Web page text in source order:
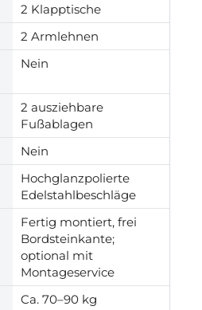
2 Klapptische
2 Armlehnen
Nein
2 ausziehbare
Fußablagen
Nein
Hochglanzpolierte
Edelstahlbeschläge
Fertig montiert, frei
Bordsteinkante;
optional mit
Montageservice
Ca. 70–90 kg